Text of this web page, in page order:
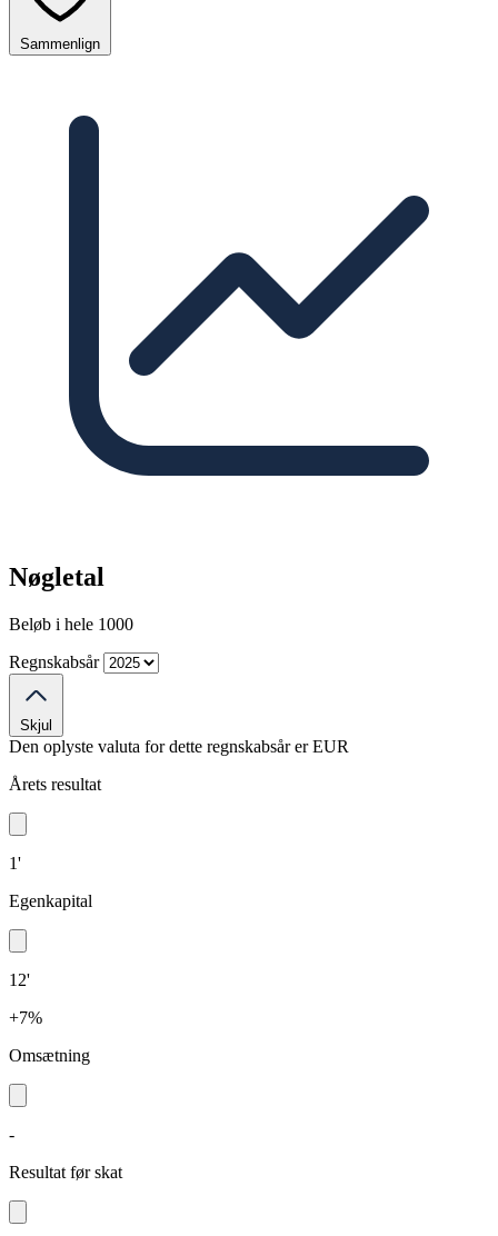
Sammenlign
Nøgletal
Beløb i hele 1000
Regnskabsår
Skjul
Den oplyste valuta for dette regnskabsår erEUR
Årets resultat
1'
Egenkapital
12'
+7%
Omsætning
-
Resultat før skat